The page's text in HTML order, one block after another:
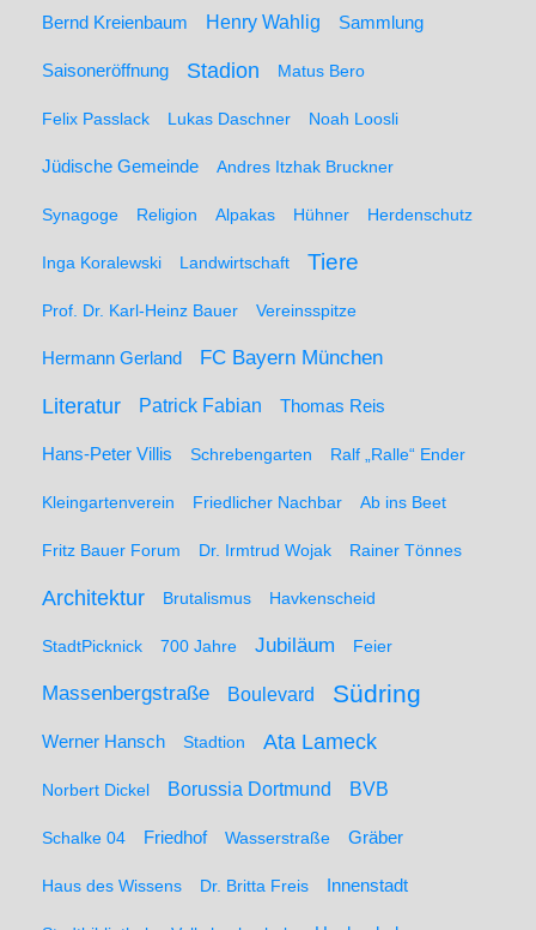
Bernd Kreienbaum Henry Wahlig Sammlung
Saisoneröffnung Stadion Matus Bero
Felix Passlack Lukas Daschner Noah Loosli
Jüdische Gemeinde Andres Itzhak Bruckner
Synagoge Religion Alpakas Hühner Herdenschutz
Inga Koralewski Landwirtschaft Tiere
Prof. Dr. Karl-Heinz Bauer Vereinsspitze
Hermann Gerland FC Bayern München
Literatur Patrick Fabian Thomas Reis
Hans-Peter Villis Schrebengarten Ralf „Ralle“ Ender
Kleingartenverein Friedlicher Nachbar Ab ins Beet
Fritz Bauer Forum Dr. Irmtrud Wojak Rainer Tönnes
Architektur Brutalismus Havkenscheid
StadtPicknick 700 Jahre Jubiläum Feier
Massenbergstraße Boulevard Südring
Werner Hansch Stadtion Ata Lameck
Norbert Dickel Borussia Dortmund BVB
Schalke 04 Friedhof Wasserstraße Gräber
Haus des Wissens Dr. Britta Freis Innenstadt